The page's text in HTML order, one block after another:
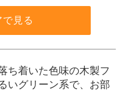
で見る
ち着いた色味の木製フ
いグリーン系で、お部